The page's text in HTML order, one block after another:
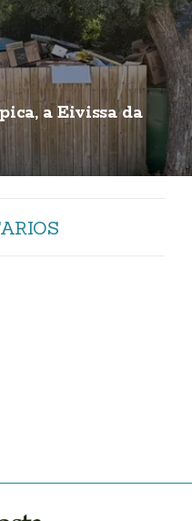
a Eivissa da